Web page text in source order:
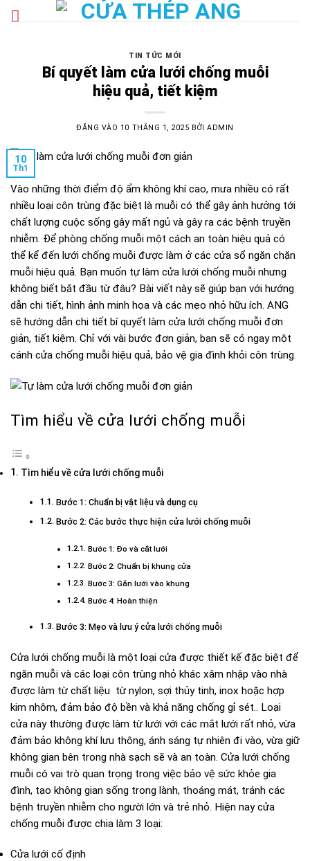
Bỏ
qua
TIN TỨC MỚI
Bí quyết làm cửa lưới chống muỗi
hiệu quả, tiết kiệm
ĐĂNG VÀO 10 THÁNG 1, 2025 BỞIADMIN
10
Th1
Vào những thời điểm độ ẩm không khí cao, mưa nhiều có rất
nhiều loại côn trùng đặc biệt là muỗi có thể gây ảnh hưởng tới
chất lượng cuộc sống gây mất ngủ và gây ra các bệnh truyền
nhiễm. Để phòng chống muỗi một cách an toàn hiệu quả có
thể kể đến lưới chống muỗi được làm ở các cửa sổ ngăn chặn
muỗi hiệu quả. Bạn muốn tự làm cửa lưới chống muỗi nhưng
không biết bắt đầu từ đâu? Bài viết này sẽ giúp bạn với hướng
dẫn chi tiết, hình ảnh minh họa và các mẹo nhỏ hữu ích. ANG
sẽ hướng dẫn chi tiết bí quyết làm cửa lưới chống muỗi đơn
giản, tiết kiệm. Chỉ với vài bước đơn giản, bạn sẽ có ngay một
cánh cửa chống muỗi hiệu quả, bảo vệ gia đình khỏi côn trùng.
Tìm hiểu về cửa lưới chống muỗi
Tìm hiểu về cửa lưới chống muỗi
Bước 1: Chuẩn bị vật liệu và dụng cụ
Bước 2: Các bước thực hiện cửa lưới chống muỗi
Bước 1: Đo và cắt lưới
Bước 2: Chuẩn bị khung cửa
Bước 3: Gắn lưới vào khung
Bước 4: Hoàn thiện
Bước 3: Mẹo và lưu ý cửa lưới chống muỗi
Cửa lưới chống muỗi là một loại cửa được thiết kế đặc biệt để
ngăn muỗi và các loại côn trùng nhỏ khác xâm nhập vào nhà
được làm từ chất liệu từ nylon, sợi thủy tinh, inox hoặc hợp
kim nhôm, đảm bảo độ bền và khả năng chống gỉ sét.. Loại
cửa này thường được làm từ lưới với các mắt lưới rất nhỏ, vừa
đảm bảo không khí lưu thông, ánh sáng tự nhiên đi vào, vừa giữ
không gian bên trong nhà sạch sẽ và an toàn. Cửa lưới chống
muỗi có vai trò quan trọng trong việc bảo vệ sức khỏe gia
đình, tạo không gian sống trong lành, thoáng mát, tránh các
bệnh truyền nhiễm cho người lớn và trẻ nhỏ. Hiện nay cửa
chống muỗi được chia làm 3 loại:
Cửa lưới cố định